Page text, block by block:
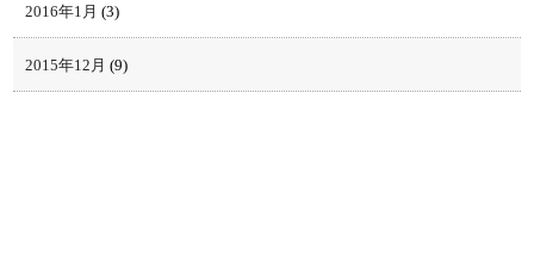
2016年1月 (3)
2015年12月 (9)